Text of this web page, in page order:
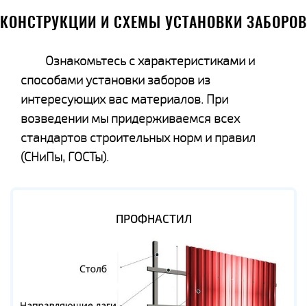
КОНСТРУКЦИИ И СХЕМЫ УСТАНОВКИ ЗАБОРОВ
Ознакомьтесь с характеристиками и
способами установки заборов из
интересующих вас материалов. При
возведении мы придерживаемся всех
стандартов строительных норм и правил
(СНиПы, ГОСТы).
ПРОФНАСТИЛ